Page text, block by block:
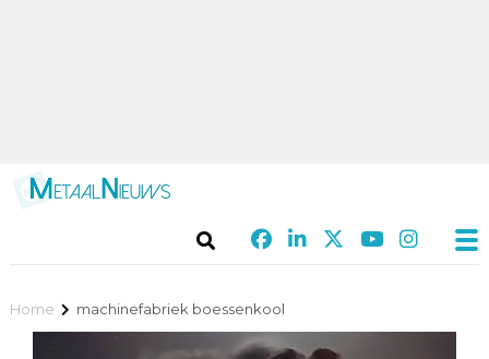
Home machinefabriek boessenkool